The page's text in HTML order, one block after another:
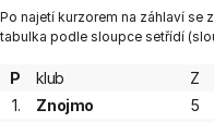
Po najetí kurzorem na záhlaví se
tabulka podle sloupce setřídí
P klub Z
1.
Znojmo 5